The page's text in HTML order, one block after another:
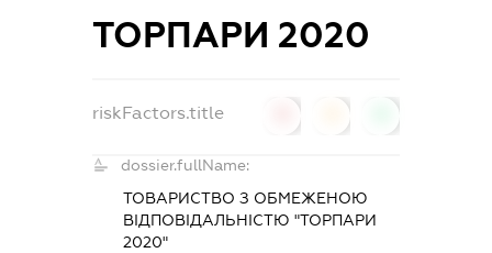
ТОРПАРИ 2020
riskFactors.title
dossier.fullName:
ТОВАРИСТВО З ОБМЕЖЕНОЮ
ВІДПОВІДАЛЬНІСТЮ "ТОРПАРИ
2020"